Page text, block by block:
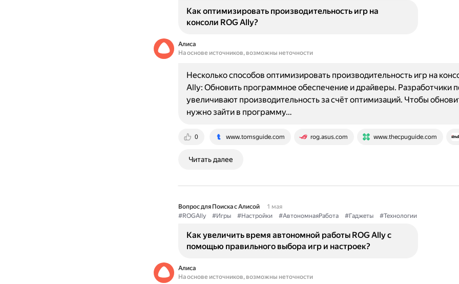
Как оптимизировать производительность игр на
консоли ROG Ally?
Алиса
На основе источников, возможны неточности
0 www.tomsguide.com rog.asus.com www.thecpuguide.com
Несколько способов оптимизировать производительность игр на
Ally: Обновить программное обеспечение и драйверы. Разработчики
увеличивают производительность за счёт оптимизаций. Чтобы
нужно зайти в программу…
Читать далее
Вопрос для Поиска с Алисой
1 мая
#ROGAlly
#Игры #Настройки #АвтономнаяРабота #Гаджеты #Технологии
Как увеличить время автономной работы ROG Ally с
помощью правильного выбора игр и настроек?
Алиса
На основе источников, возможны неточности